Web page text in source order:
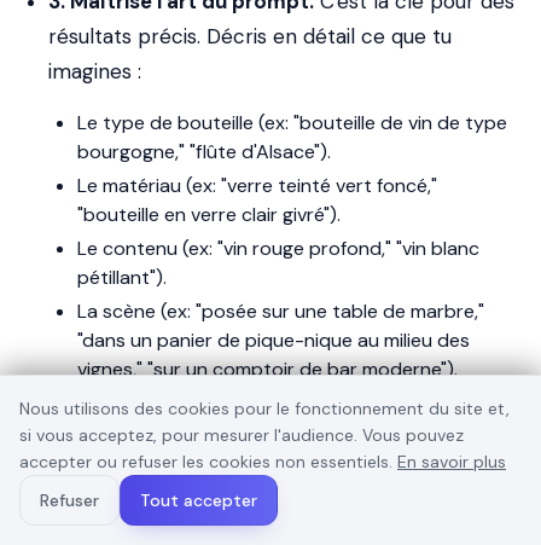
résultats précis. Décris en détail ce que tu
imagines :
Le type de bouteille (ex: "bouteille de vin de type
bourgogne," "flûte d'Alsace").
Le matériau (ex: "verre teinté vert foncé,"
"bouteille en verre clair givré").
Le contenu (ex: "vin rouge profond," "vin blanc
pétillant").
La scène (ex: "posée sur une table de marbre,"
"dans un panier de pique-nique au milieu des
vignes," "sur un comptoir de bar moderne").
L'éclairage (ex: "lumière douce et tamisée," "soleil
de fin d'après-midi," "éclairage de studio
professionnel").
Le style de l'étiquette (ex: "avec une étiquette
rectangulaire au design minimaliste et élégant,"
Nous utilisons des cookies pour le fonctionnement du site et,
si vous acceptez, pour mesurer l'audience. Vous pouvez
accepter ou refuser les cookies non essentiels. En savoir plus
Refuser
Tout accepter